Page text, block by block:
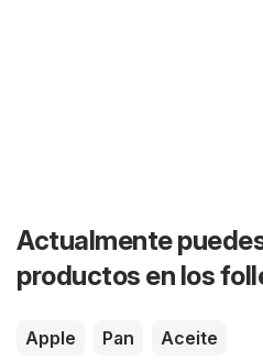
Actualmente
productos en los
Apple Pan Aceite